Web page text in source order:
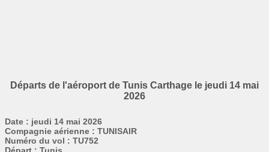
Départs de l'aéroport de Tunis Carthage le jeudi 14 mai
2026
Date : jeudi 14 mai 2026
Compagnie aérienne : TUNISAIR
Numéro du vol : TU752